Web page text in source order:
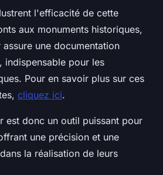
l'efficacité de cette
aux monuments historiques,
une documentation
indispensable pour les
Pour en savoir plus sur ces
cliquez ici.
est donc un outil puissant pour
une précision et une
la réalisation de leurs